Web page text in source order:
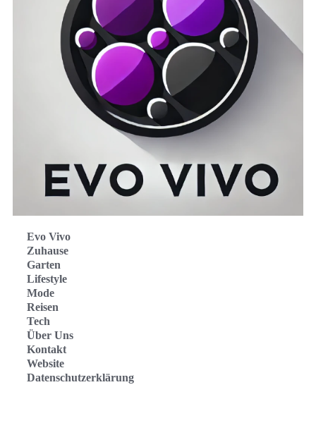
Evo Vivo
Zuhause
Garten
Lifestyle
Mode
Reisen
Tech
Über Uns
Kontakt
Website
Datenschutzerklärung